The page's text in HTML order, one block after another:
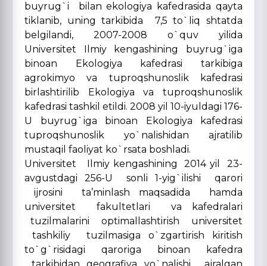
buyrug`i bilan ekologiya kafedrasida qayta
tiklanib, uning tarkibida 7,5 to`liq shtatda
belgilandi, 2007-2008 o`quv yilida
Universitet Ilmiy kengashining buyrug`iga
binoan Ekologiya kafedrasi tarkibiga
agrokimyo va tuproqshunoslik kafedrasi
birlashtirilib Ekologiya va tuproqshunoslik
kafedrasi tashkil etildi. 2008 yil 10-iyuldagi 176-
U buyrug`iga binoan Ekologiya kafedrasi
tuproqshunoslik yo`nalishidan ajratilib
mustaqil faoliyat ko`rsata boshladi.
Universitet Ilmiy kengashining 2014 yil 23-
avgustdagi 256-U sonli 1-yig`ilishi qarori
ijrosini ta’minlash maqsadida hamda
universitet fakultetlari va kafedralari
tuzilmalarini optimallashtirish universitet
tashkiliy tuzilmasiga o`zgartirish kiritish
to`g`risidagi qaroriga binoan kafedra